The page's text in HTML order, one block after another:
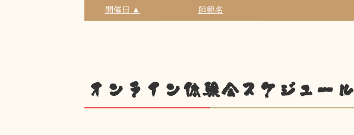
開催日 ▲ 師範名
オンライン体験会スケジュール